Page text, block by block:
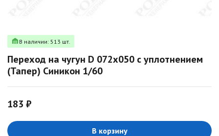
В наличии: 513 шт.
Переход на чугун D 072х050 с уплотнением
(Тапер) Синикон 1/60
183 ₽
В корзину